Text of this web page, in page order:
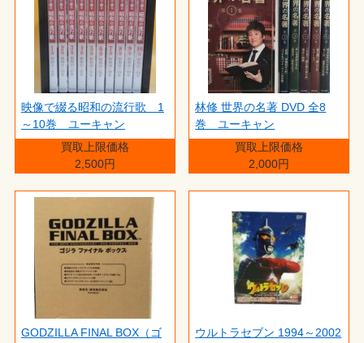
映像で綴る昭和の流行歌 1
～10巻 ユーキャン
買取上限価格
2,500円
林修 世界の名著 DVD 全8
巻 ユーキャン
買取上限価格
2,000円
GODZILLA FINAL BOX（ゴ
ウルトラセブン 1994～2002